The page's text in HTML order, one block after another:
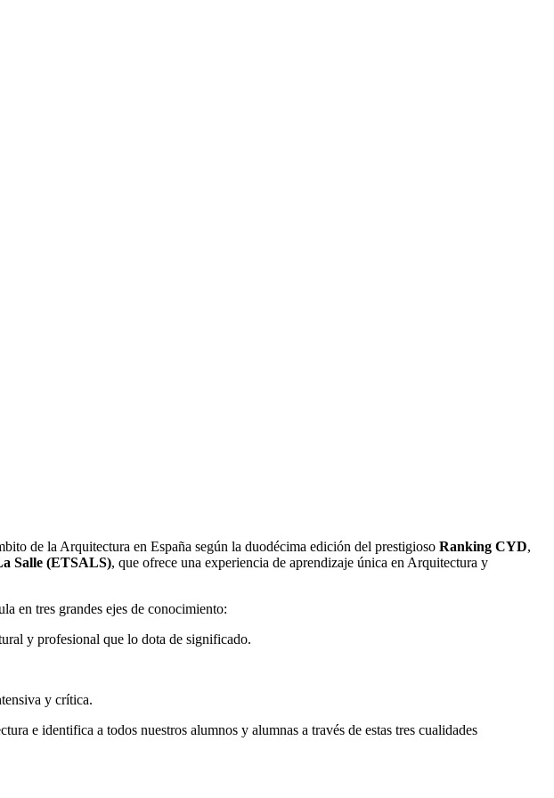
de la Arquitectura en España según la duodécima edición del prestigioso Ranking CYD,
Salle (ETSALS), que ofrece una experiencia de aprendizaje única en Arquitectura y
en tres grandes ejes de conocimiento:
y profesional que lo dota de significado.
y crítica.
e identifica a todos nuestros alumnos y alumnas a través de estas tres cualidades